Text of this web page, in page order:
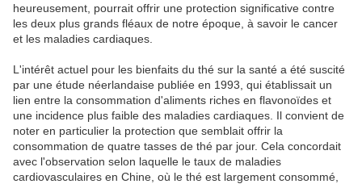
heureusement, pourrait offrir une protection significative contre
les deux plus grands fléaux de notre époque, à savoir le cancer
et les maladies cardiaques.
L'intérêt actuel pour les bienfaits du thé sur la santé a été suscité
par une étude néerlandaise publiée en 1993, qui établissait un
lien entre la consommation d'aliments riches en flavonoïdes et
une incidence plus faible des maladies cardiaques. Il convient de
noter en particulier la protection que semblait offrir la
consommation de quatre tasses de thé par jour. Cela concordait
avec l'observation selon laquelle le taux de maladies
cardiovasculaires en Chine, où le thé est largement consommé,